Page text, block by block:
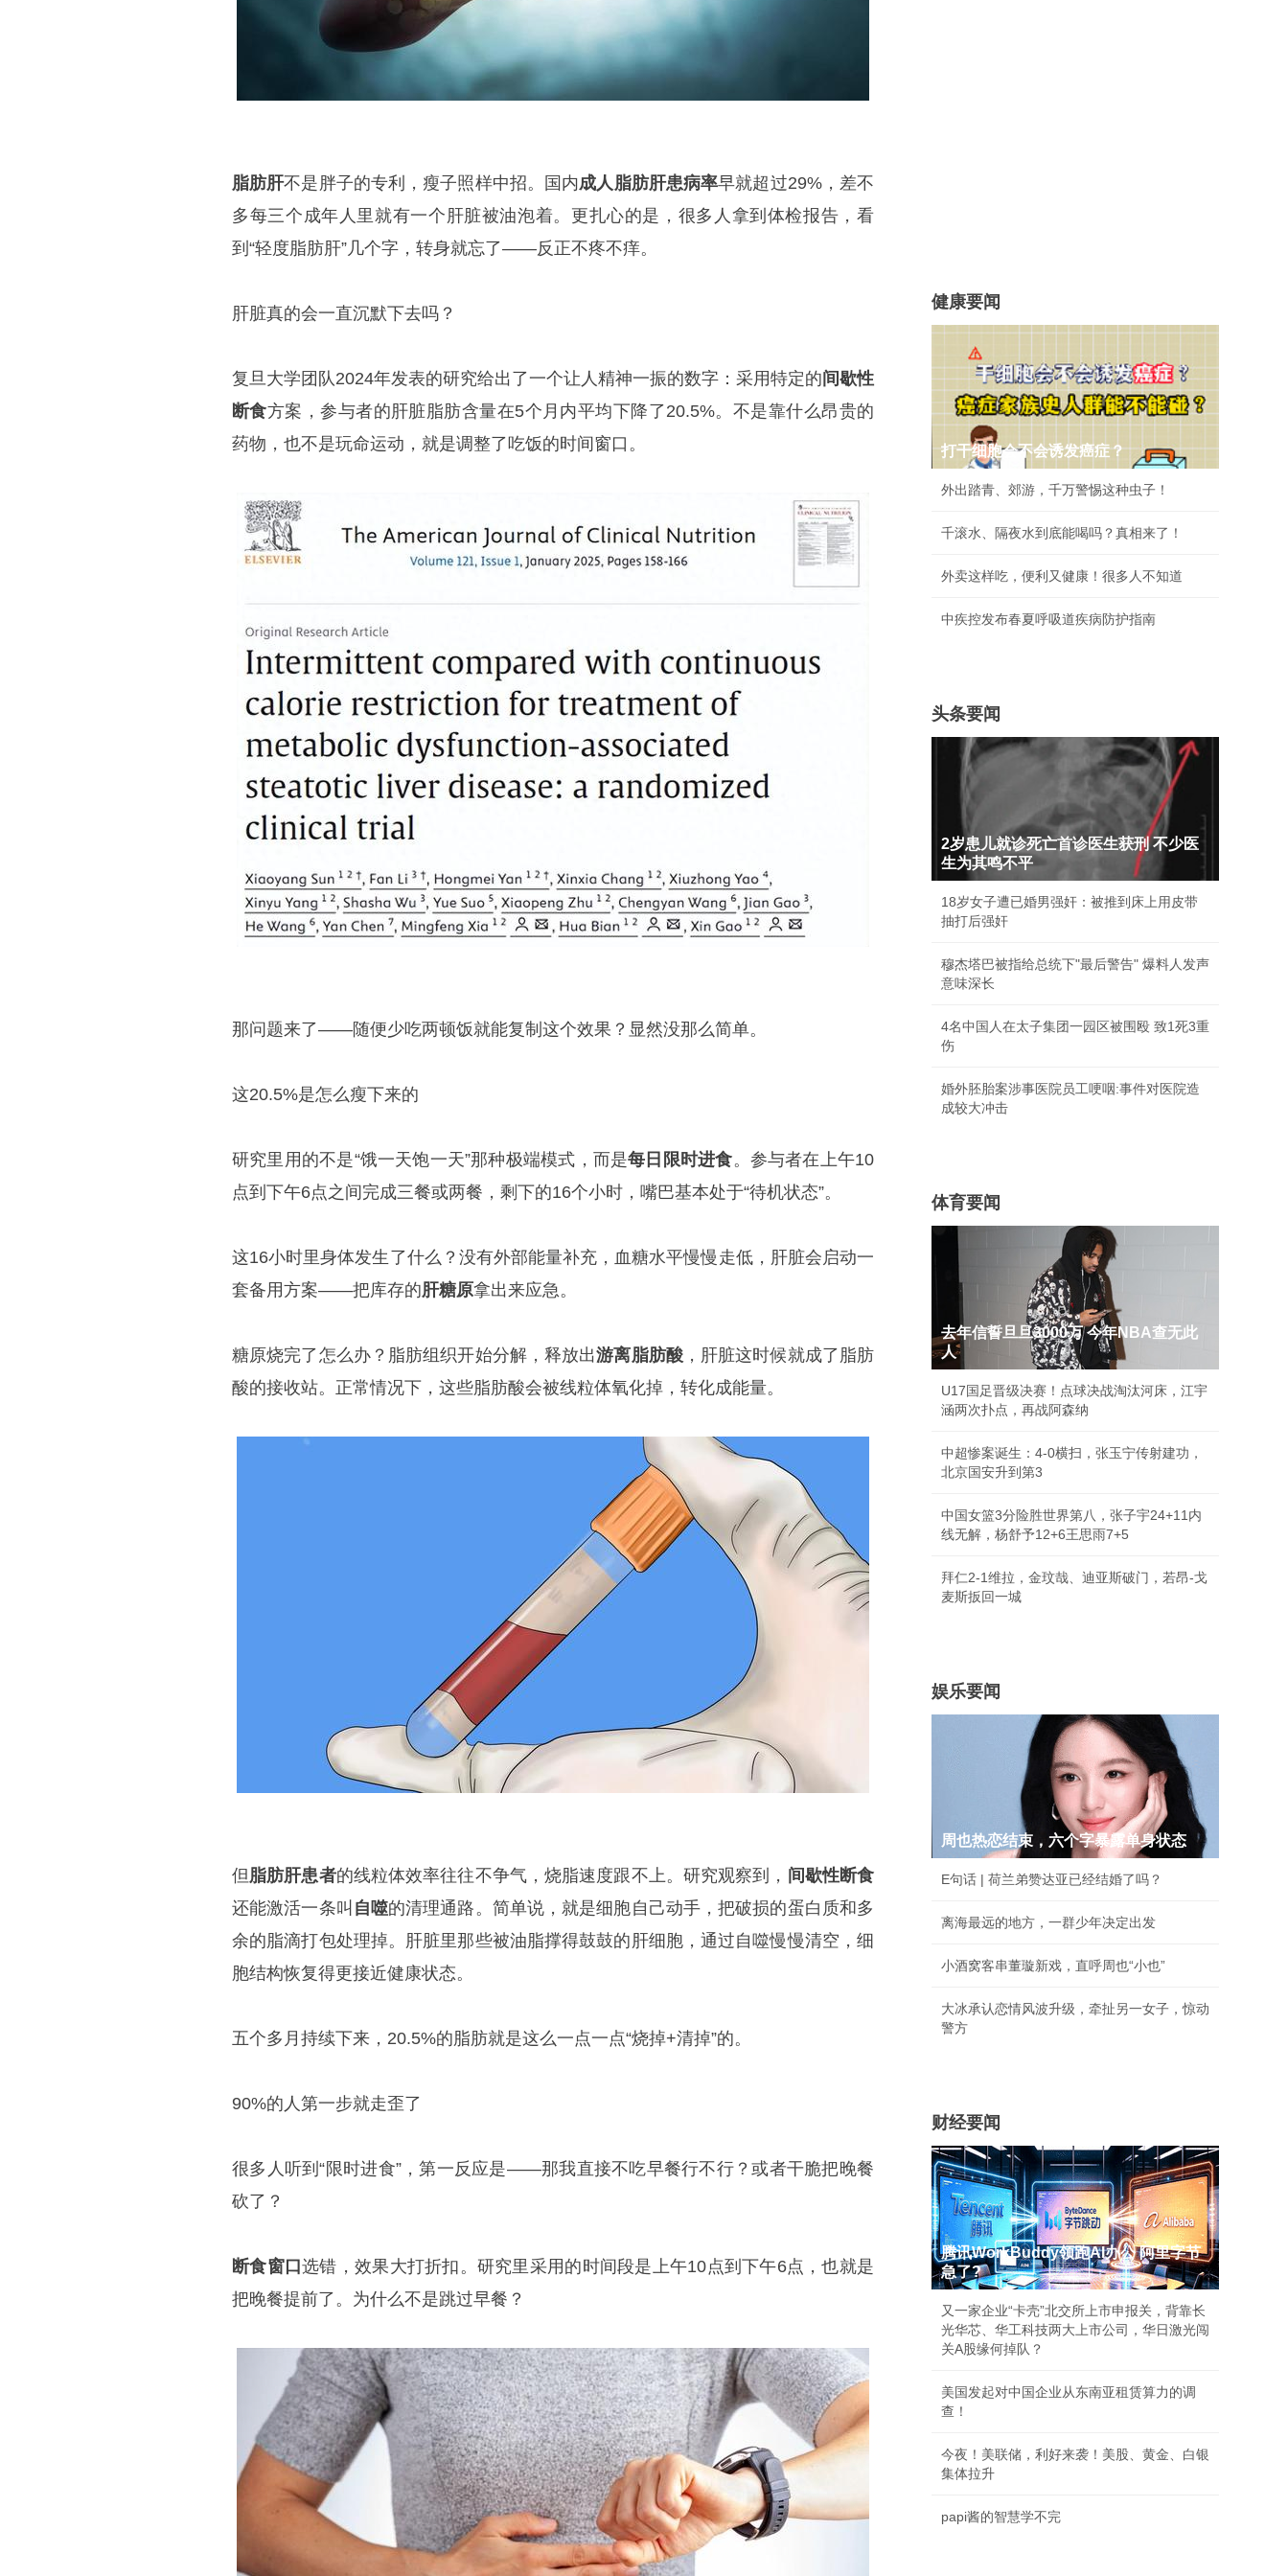
脂肪肝不是胖子的专利，瘦子照样中招。国内成人脂肪肝患病率早就超过29%，差不
多每三个成年人里就有一个肝脏被油泡着。更扎心的是，很多人拿到体检报告，看
到“轻度脂肪肝”几个字，转身就忘了——反正不疼不痒。
肝脏真的会一直沉默下去吗？
复旦大学团队2024年发表的研究给出了一个让人精神一振的数字：采用特定的 间歇性
断食方案，参与者的肝脏脂肪含量在5个月内平均下降了20.5%。不是靠什么昂贵的
药物，也不是玩命运动，就是调整了吃饭的时间窗口。
那问题来了——随便少吃两顿饭就能复制这个效果？显然没那么简单。
这20.5%是怎么瘦下来的
研究里用的不是“饿一天饱一天”那种极端模式，而是每日限时进食。参与者在上午10
点到下午6点之间完成三餐或两餐，剩下的16个小时，嘴巴基本处于“待机状态”。
这16小时里身体发生了什么？没有外部能量补充，血糖水平慢慢走低，肝脏会启动一
套备用方案——把库存的肝糖原拿出来应急。
糖原烧完了怎么办？脂肪组织开始分解，释放出游离脂肪酸，肝脏这时候就成了脂肪
酸的接收站。正常情况下，这些脂肪酸会被线粒体氧化掉，转化成能量。
但脂肪肝患者的线粒体效率往往不争气，烧脂速度跟不上。研究观察到， 间歇性断食
还能激活一条叫 自噬的清理通路。简单说，就是细胞自己动手，把破损的蛋白质和多
余的脂滴打包处理掉。肝脏里那些被油脂撑得鼓鼓的肝细胞，通过自噬慢慢清空，细
胞结构恢复得更接近健康状态。
五个多月持续下来，20.5%的脂肪就是这么一点一点“烧掉+清掉”的。
90%的人第一步就走歪了
很多人听到“限时进食”，第一反应是——那我直接不吃早餐行不行？或者干脆把晚餐
砍了？
断食窗口选错，效果大打折扣。研究里采用的时间段是上午10点到下午6点，也就是
把晚餐提前了。为什么不是跳过早餐？
健康要闻
打干细胞会不会诱发癌症？
外出踏青、郊游，千万警惕这种虫子！
千滚水、隔夜水到底能喝吗？真相来了！
外卖这样吃，便利又健康！很多人不知道
中疾控发布春夏呼吸道疾病防护指南
头条要闻
2岁患儿就诊死亡首诊医生获刑 不少医
生为其鸣不平
18岁女子遭已婚男强奸：被推到床上用皮带
抽打后强奸
穆杰塔巴被指给总统下"最后警告" 爆料人发声
意味深长
4名中国人在太子集团一园区被围殴 致1死3重
伤
婚外胚胎案涉事医院员工哽咽:事件对医院造
成较大冲击
体育要闻
去年信誓旦旦3000万 今年NBA查无此
人
U17国足晋级决赛！点球决战淘汰河床，江宇
涵两次扑点，再战阿森纳
中超惨案诞生：4-0横扫，张玉宁传射建功，
北京国安升到第3
中国女篮3分险胜世界第八，张子宇24+11内
线无解，杨舒予12+6王思雨7+5
拜仁2-1维拉，金玟哉、迪亚斯破门，若昂-戈
麦斯扳回一城
娱乐要闻
周也热恋结束，六个字暴露单身状态
E句话 | 荷兰弟赞达亚已经结婚了吗？
离海最远的地方，一群少年决定出发
小酒窝客串董璇新戏，直呼周也“小也”
大冰承认恋情风波升级，牵扯另一女子，惊动
警方
财经要闻
腾讯WorkBuddy领跑AI办公 阿里字节
急了?
又一家企业“卡壳”北交所上市申报关，背靠长
光华芯、华工科技两大上市公司，华日激光闯
关A股缘何掉队？
美国发起对中国企业从东南亚租赁算力的调
查！
今夜！美联储，利好来袭！美股、黄金、白银
集体拉升
papi酱的智慧学不完